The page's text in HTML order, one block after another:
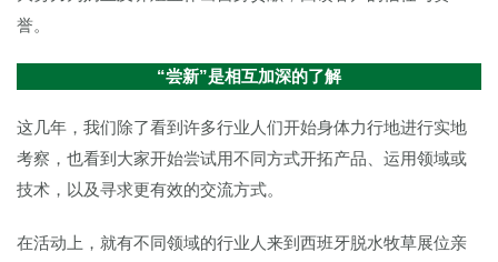
誉。
“尝新”是相互加深的了解
这几年，我们除了看到许多行业人们开始身体力行地进行实地
考察，也看到大家开始尝试用不同方式开拓产品、运用领域或
技术，以及寻求更有效的交流方式。
在活动上，就有不同领域的行业人来到西班牙脱水牧草展位亲